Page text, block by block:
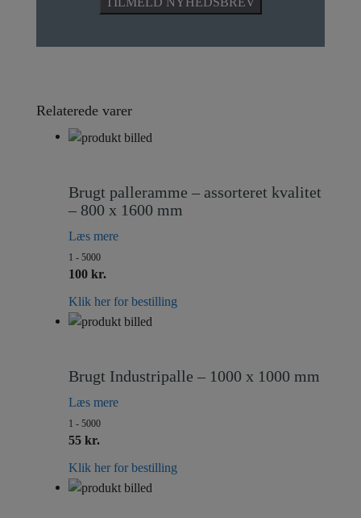
Relaterede varer
Brugt palleramme – assorteret kvalitet
– 800 x 1600 mm
Læs mere
1 - 5000
100 kr.
Klik her for bestilling
Brugt Industripalle – 1000 x 1000 mm
Læs mere
1 - 5000
55 kr.
Klik her for bestilling